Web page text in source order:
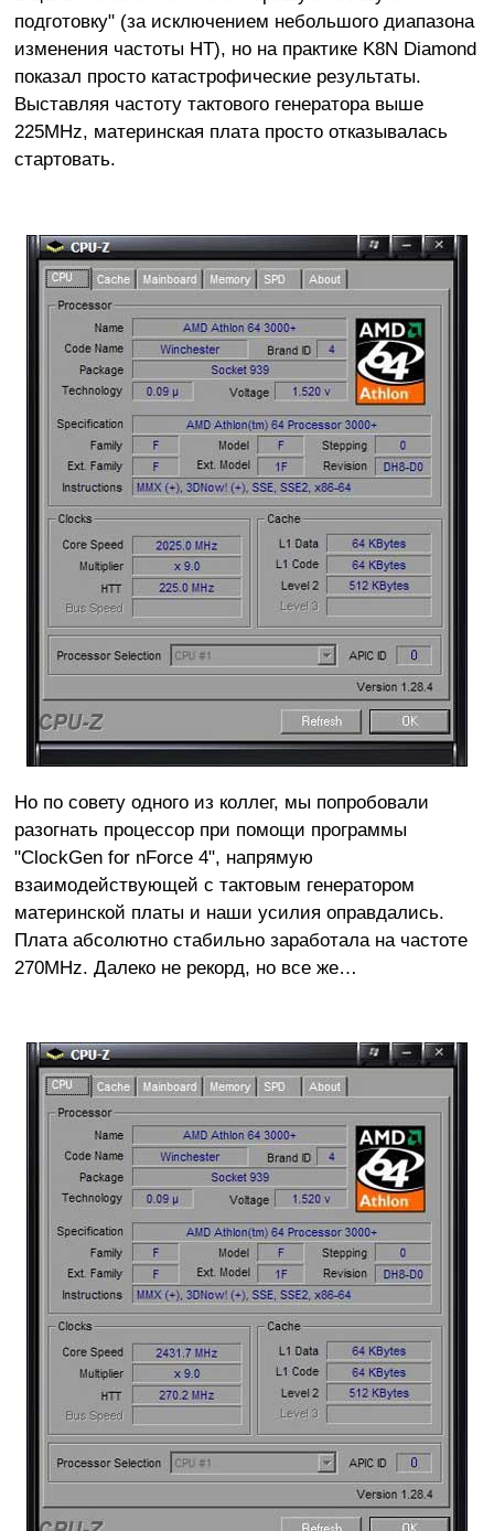
подготовку" (за исключением небольшого диапазона
изменения частоты HT), но на практике K8N Diamond
показал просто катастрофические результаты.
Выставляя частоту тактового генератора выше
225MHz, материнская плата просто отказывалась
стартовать.
Но по совету одного из коллег, мы попробовали
разогнать процессор при помощи программы
"ClockGen for nForce 4", напрямую
взаимодействующей с тактовым генератором
материнской платы и наши усилия оправдались.
Плата абсолютно стабильно заработала на частоте
270MHz. Далеко не рекорд, но все же…